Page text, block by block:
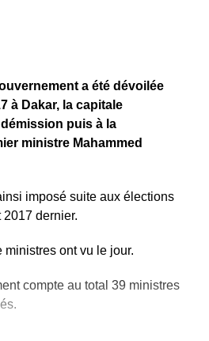
a été dévoilée
à Dakar, la capitale
puis à la
ministre Mahammed
imposé suite aux élections
dernier.
ministres ont vu le jour.
compte au total 39 ministres